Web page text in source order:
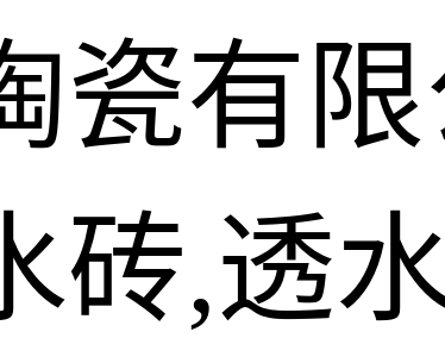
瓷有
砖,透